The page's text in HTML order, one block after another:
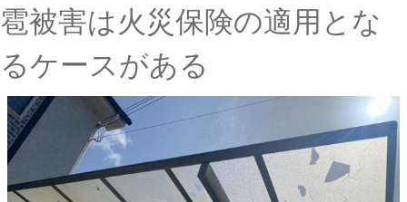
雹被害は火災保険の適用とな
るケースがある